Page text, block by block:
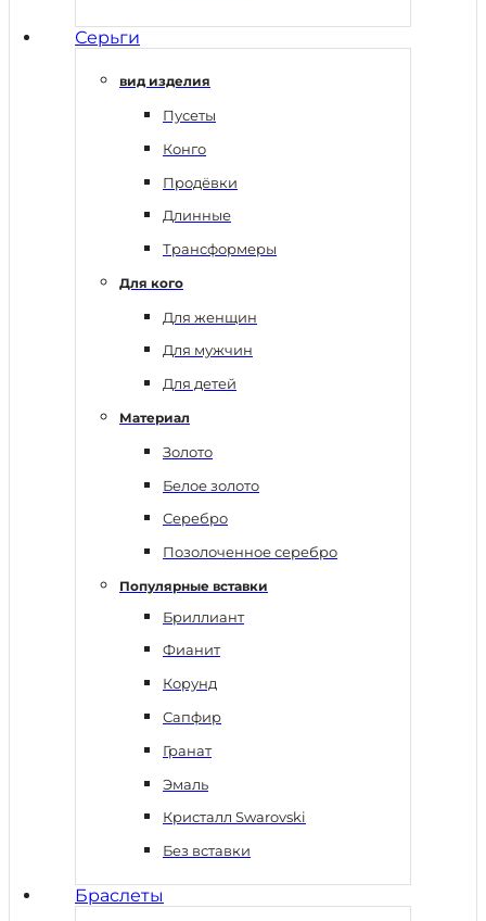
Серьги
вид изделия
Пусеты
Конго
Продёвки
Длинные
Трансформеры
Для кого
Для женщин
Для мужчин
Для детей
Материал
Золото
Белое золото
Серебро
Позолоченное серебро
Популярные вставки
Бриллиант
Фианит
Корунд
Сапфир
Гранат
Эмаль
Кристалл Swarovski
Без вставки
Браслеты